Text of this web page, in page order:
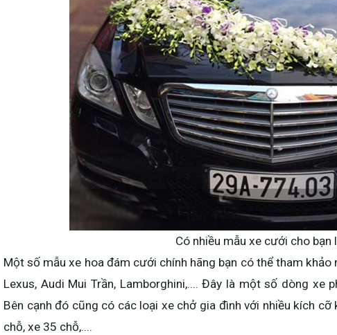
Có nhiều mẫu xe cưới cho bạn
Một số mẫu xe hoa đám cưới chính hãng bạn có thể tham khảo
Lexus, Audi Mui Trần, Lamborghini,.... Đây là một số dòng xe
Bên cạnh đó cũng có các loại xe chở gia đình với nhiều kích
chỗ, xe 35 chỗ,....